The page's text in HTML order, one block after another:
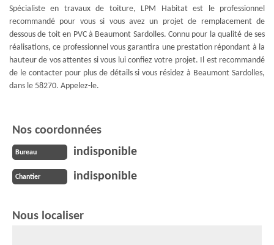
Spécialiste en travaux de toiture, LPM Habitat est le professionnel
recommandé pour vous si vous avez un projet de remplacement de
dessous de toit en PVC à Beaumont Sardolles. Connu pour la qualité de ses
réalisations, ce professionnel vous garantira une prestation répondant à la
hauteur de vos attentes si vous lui confiez votre projet. Il est recommandé
de le contacter pour plus de détails si vous résidez à Beaumont Sardolles,
dans le 58270. Appelez-le.
Nos coordonnées
Bureau indisponible
Chantier indisponible
Nous localiser